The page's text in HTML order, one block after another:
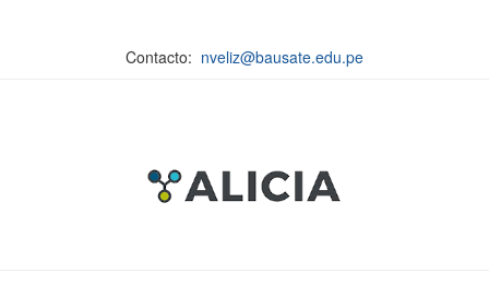
Contacto: nveliz@bausate.edu.pe